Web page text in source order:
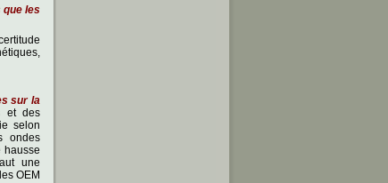
que les
sur la
et des
selon
ondes
hausse
une
OEM